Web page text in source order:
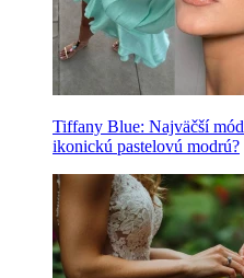
Tiffany Blue: Najväčší
ikonickú pastelovú modrú?